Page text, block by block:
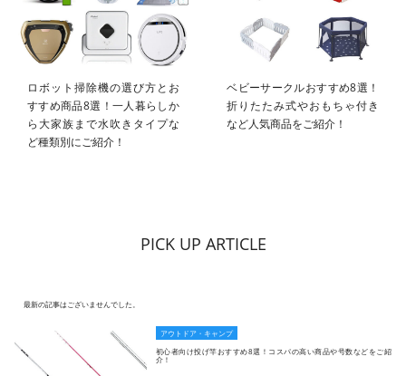
ロボット掃除機の選び方とお
すすめ商品8選！一人暮らしか
ら大家族まで水吹きタイプな
ど種類別にご紹介！
ベビーサークルおすすめ8選！
折りたたみ式やおもちゃ付き
など人気商品をご紹介！
PICK UP ARTICLE
最新の記事はございませんでした。
アウトドア・キャンプ
初心者向け投げ竿おすすめ8選！コスパの高い商品や号数などをご紹
介！